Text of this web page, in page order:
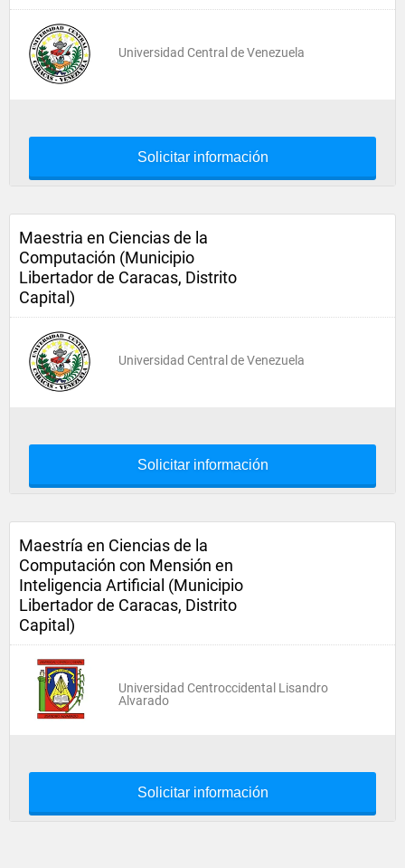
Universidad Central de Venezuela
Solicitar información
Maestria en Ciencias de la
Computación (Municipio
Libertador de Caracas, Distrito
Capital)
Universidad Central de Venezuela
Solicitar información
Maestría en Ciencias de la
Computación con Mensión en
Inteligencia Artificial (Municipio
Libertador de Caracas, Distrito
Capital)
Universidad Centroccidental Lisandro
Alvarado
Solicitar información